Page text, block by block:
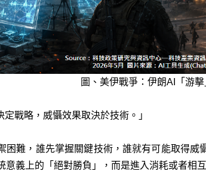
圖、美伊戰爭：伊朗AI「游
戰略，威懾效果取決於技術。」
困難，誰先掌握關鍵技術，誰就有可能取得
意義上的「絕對勝負」，而是進入消耗或者相